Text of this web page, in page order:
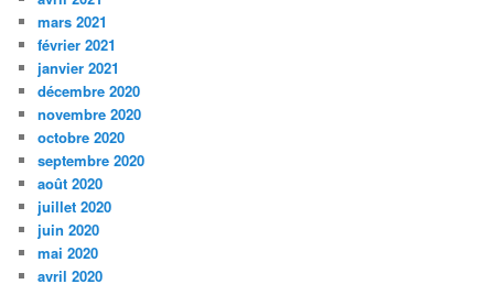
mars 2021
février 2021
janvier 2021
décembre 2020
novembre 2020
octobre 2020
septembre 2020
août 2020
juillet 2020
juin 2020
mai 2020
avril 2020